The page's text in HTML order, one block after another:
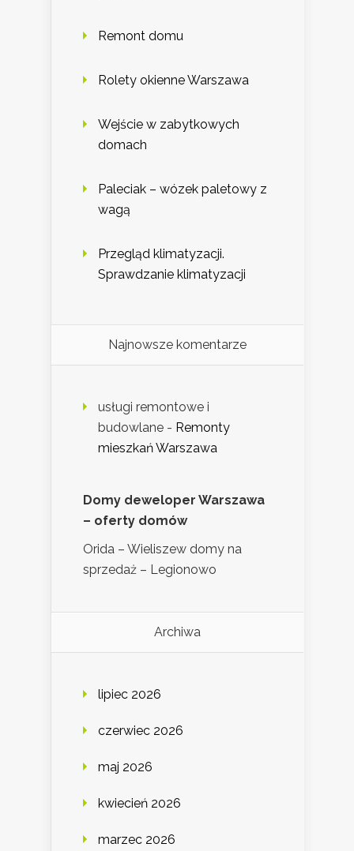
Remont domu
Rolety okienne Warszawa
Wejście w zabytkowych
domach
Paleciak – wózek paletowy z
wagą
Przegląd klimatyzacji.
Sprawdzanie klimatyzacji
Najnowsze komentarze
usługi remontowe i
budowlane - Remonty
mieszkań Warszawa
Domy deweloper Warszawa
– oferty domów
Orida – Wieliszew domy na
sprzedaż – Legionowo
Archiwa
lipiec 2026
czerwiec 2026
maj 2026
kwiecień 2026
marzec 2026